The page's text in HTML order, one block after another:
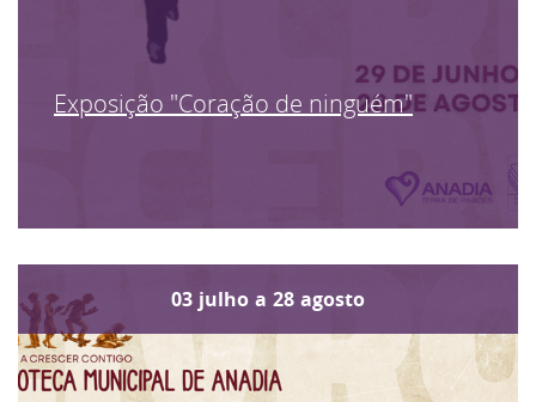
Exposição "Coração de ninguém"
03 julho a 28 agosto